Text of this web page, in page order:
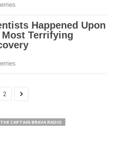
2
THE CAPTAIN BRAVA RADIO